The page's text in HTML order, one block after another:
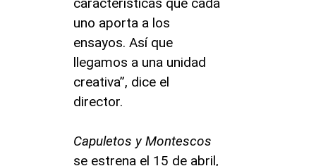
uno aporta a los
ensayos. Así que
llegamos a una unidad
creativa”, dice el
director.
Capuletos y Montescos
se estrena el 15 de abril,